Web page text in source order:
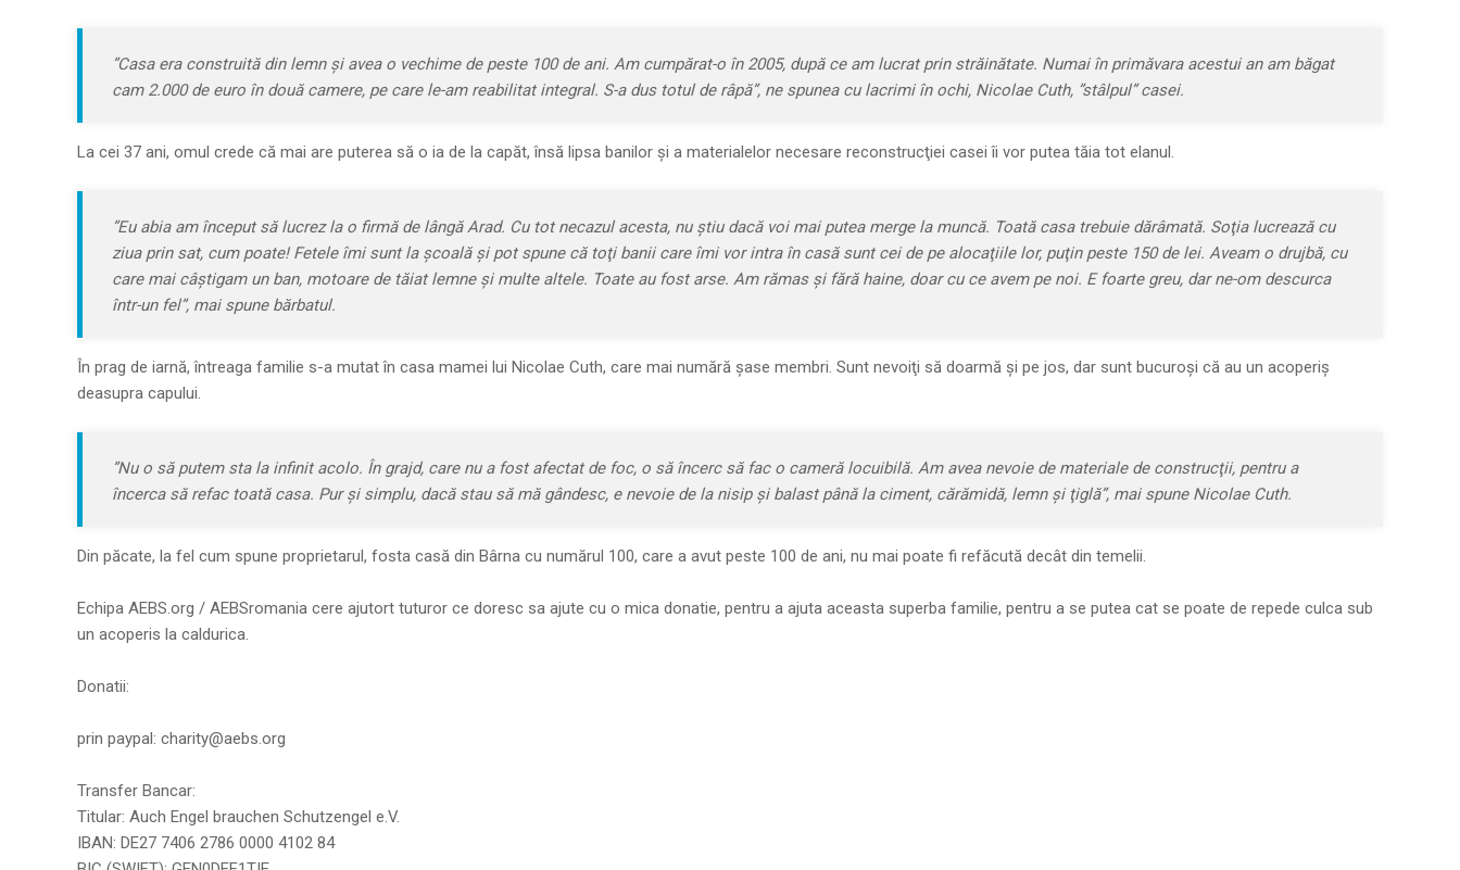
”Ca­sa era construită din lemn şi avea o vechime de peste 100 de ani. Am cumpărat-o în 2005, după ce am lucrat prin străinătate. Numai în primăvara acestui an am băgat
cam 2.000 de euro în două camere, pe care le-am reabilitat integral. S-a dus totul de râpă”, ne spunea cu lacrimi în ochi, Nicolae Cuth, ”stâlpul” casei.
La cei 37 ani, omul cre­de că mai are puterea să o ia de la capăt, însă lipsa ba­ni­lor şi a materialelor nece­sare reconstrucţiei casei îi vor putea tăia tot elanul.
”Eu abia am început să lu­crez la o firmă de lângă A­rad. Cu tot necazul acesta, nu ştiu dacă voi mai putea mer­ge la muncă. Toată casa tre­buie dărâmată. Soţia lu­crea­ză cu
ziua prin sat, cum poa­te! Fetele îmi sunt la şco­ală şi pot spune că toţi banii care îmi vor intra în casă sunt cei de pe alocaţiile lor, puţin peste 150 de lei. Aveam o drujbă, cu
care mai câştigam un ban, mo­toa­re de tăiat lemne şi multe al­tele. Toate au fost arse. Am rămas şi fără haine, doar cu ce avem pe noi. E foar­te greu, dar ne-om des­cur­ca
într-un fel”, mai spu­ne bărbatul.
În prag de iarnă, în­trea­ga familie s-a mutat în casa mamei lui Nicolae Cuth, care mai numără şase mem­bri. Sunt nevoiţi să doarmă şi pe jos, dar sunt bucuroşi că au un acoperiş
deasupra capului.
”Nu o să putem sta la infinit acolo. În grajd, ca­re nu a fost afectat de foc, o să încerc să fac o cameră lo­cui­bilă. Am avea nevoie de ma­teriale de construcţii, pen­tru a
încerca să refac toa­tă casa. Pur şi simplu, da­că stau să mă gândesc, e nev­oie de la nisip şi balast pâ­nă la ciment, cărămidă, lemn şi ţiglă”, mai spune Nicolae Cuth.
Din păcate, la fel cum spu­ne proprietarul, fosta ca­să din Bârna cu numărul 100, care a avut peste 100 de ani, nu mai poate fi ref­ă­cu­tă decât din temelii.
Echipa AEBS.org / AEBSromania cere ajutort tuturor ce doresc sa ajute cu o mica donatie, pentru a ajuta aceasta superba familie, pentru a se putea cat se poate de repede culca sub
un acoperis la caldurica.
Donatii:
prin paypal: charity@aebs.org
Transfer Bancar:
Titular: Auch Engel brauchen Schutzengel e.V.
IBAN: DE27 7406 2786 0000 4102 84